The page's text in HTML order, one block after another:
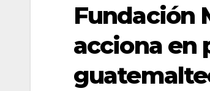
Fundación
acciona en